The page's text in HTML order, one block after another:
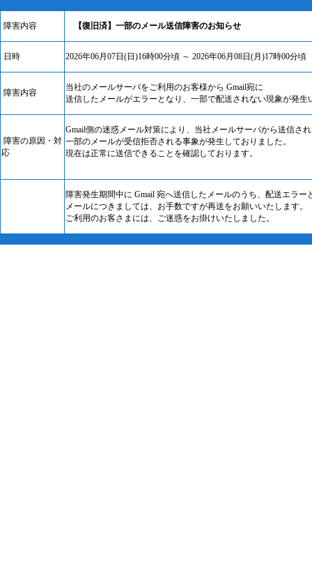
障害内容 【復旧済】一部のメール送信障害のお知らせ
日時 2026年06月07日(日)16時00分頃 ～ 2026年06月08日(月)17時00分頃
障害内容
当社のメールサーバをご利用のお客様から Gmail宛に
送信したメールがエラーとなり、一部で配送されない現象が発生
障害の原因・対
応
Gmail側の迷惑メール対策により、当社メールサーバから送信さ
一部のメールが受信拒否される事象が発生しておりました。
現在は正常に送信できることを確認しております。
障害発生期間中に Gmail 宛へ送信したメールのうち、配送エラー
メールにつきましては、お手数ですが再送をお願いいたします。
ご利用のお客さまには、ご迷惑をお掛けいたしました。